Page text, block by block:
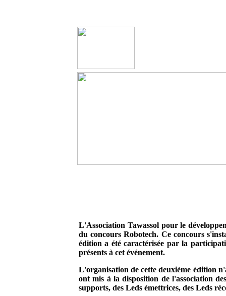
L'Association Tawassol pour le
du concours Robotech. Ce concours
édition a été caractérisée par la
présents à cet événement.
L'organisation de cette deuxième édition
ont mis à la disposition de l'association
supports, des Leds émettrices, des Leds